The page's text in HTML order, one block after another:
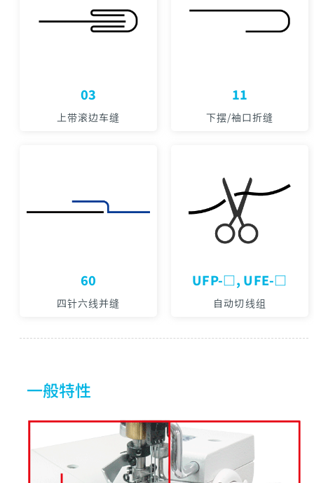
03
上带滚边车缝
11
下摆/袖口折缝
60
四针六线并缝
UFP-□, UFE-□
自动切线组
一般特性